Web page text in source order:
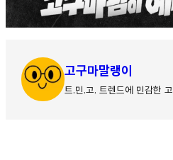
고구마말랭이
트.민.고. 트렌드에 민감한